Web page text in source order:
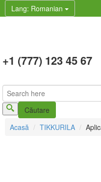
Lang: Romanian
+1 (777) 123 45 67
Formular de
Acasă TIKKURILA